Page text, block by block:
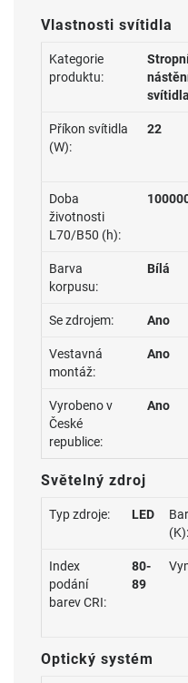
Vlastnosti svítidla
Kategorie
produktu:
svítidla
Příkon svítidla
(W):
22
Doba
životnosti
L70/B50 (h):
Barva
korpusu:
Bílá
Se zdrojem: Ano
Vestavná
montáž:
Ano
Vyrobeno v
České
republice:
Ano
Světelný zdroj
Typ zdroje: LED
(K):
Index
podání
barev CRI:
80-
89
Optický systém